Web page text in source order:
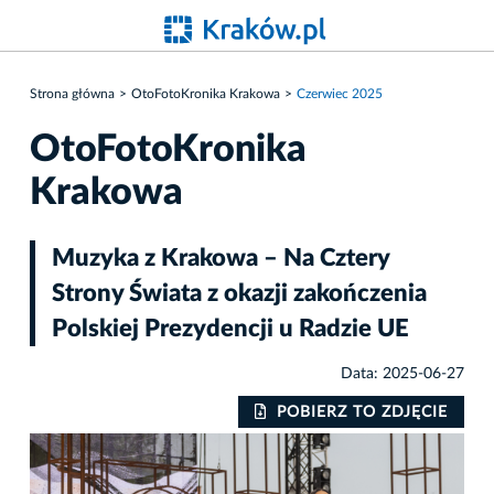
Strona główna OtoFotoKronika Krakowa Czerwiec 2025
OtoFotoKronika
Krakowa
Muzyka z Krakowa – Na Cztery
Strony Świata z okazji zakończenia
Polskiej Prezydencji u Radzie UE
Data: 2025-06-27
POBIERZ TO ZDJĘCIE